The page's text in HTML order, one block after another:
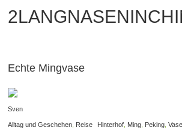
Echte Mingvase
Sven
Alltag und Geschehen, Reise Hinterhof, Ming, Peking,Vase